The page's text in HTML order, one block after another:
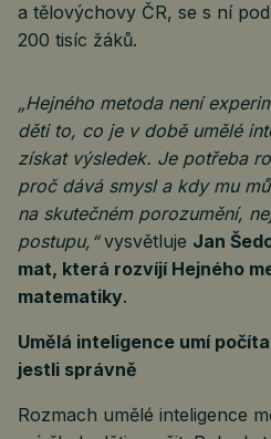
a tělovýchovy ČR, se s ní
200 tisíc žáků.
„Hejného metoda není
děti to, co je v době umělé
získat výsledek. Je potřeba
proč dává smysl a kdy mu
na skutečném porozumění,
postupu,“vysvětluje Jan
mat, která rozvíjí Hejného
matematiky.
Umělá inteligence umí
jestli správně
Rozmach umělé inteligence